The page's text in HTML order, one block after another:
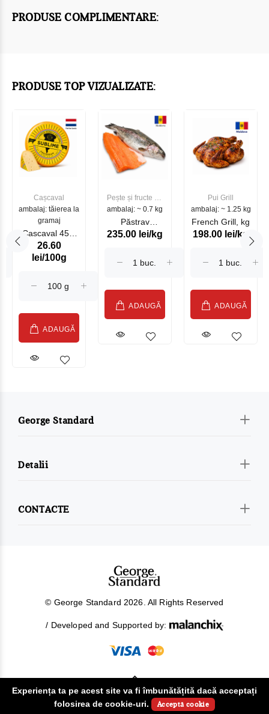
PRODUSE COMPLIMENTARE:
PRODUSE TOP VIZUALIZATE:
Cașcaval
ambalaj: tăierea la
gramaj
Cascaval 45%
Maasdam
Sublime Cow
26.60
lei/100g
ADAUGĂ
Pește și fructe de
mare
ambalaj: ~ 0.7 kg
Păstrav
Somonat
235.00 lei/kg
ADAUGĂ
Pui Grill
ambalaj: ~ 1.25 kg
French Grill, kg
198.00 lei/kg
ADAUGĂ
George Standard
Detalii
CONTACTE
© George Standard 2026. All Rights Reserved
/ Developed and Supported by:
!
Experiența ta pe acest site va fi îmbunătățită dacă acceptați
folosirea de cookie-uri.
Acceptă cookie